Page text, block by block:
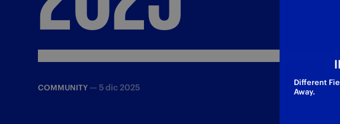
COMMUNITY — 5 dic 2025
Different
Away.